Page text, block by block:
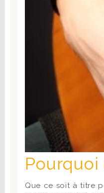
Que ce soit à titre